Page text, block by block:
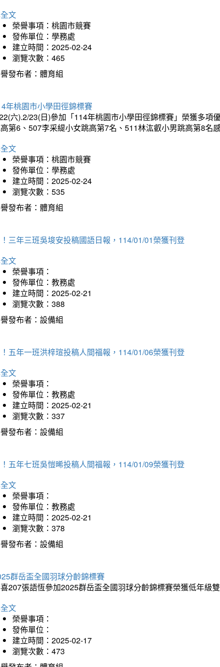
文
榮譽事項：桃園市競賽
發佈單位：學務處
建立時間：2025-02-24
瀏覽次數：465
發布者：體育組
年桃園市小學田徑錦標賽
六).2/23(日)參加「114年桃園市小學田徑錦標賽」榮獲多
第6、507李采緹小女跳高第7名、511林汯叡小男跳高第8名
文
榮譽事項：桃園市競賽
發佈單位：學務處
建立時間：2025-02-24
瀏覽次數：535
發布者：體育組
三年三班吳埈安投稿國語日報，114/01/01榮獲刊登
文
榮譽事項：
發佈單位：教務處
建立時間：2025-02-21
瀏覽次數：388
發布者：設備組
五年一班洪梓瑄投稿人間福報，114/01/06榮獲刊登
文
榮譽事項：
發佈單位：教務處
建立時間：2025-02-21
瀏覽次數：337
發布者：設備組
五年七班吳愷晞投稿人間福報，114/01/09榮獲刊登
文
榮譽事項：
發佈單位：教務處
建立時間：2025-02-21
瀏覽次數：378
發布者：設備組
群岳盃全國羽球分齡錦標賽
207張語恆參加2025群岳盃全國羽球分齡錦標賽榮獲低年級
文
榮譽事項：
發佈單位：
建立時間：2025-02-17
瀏覽次數：473